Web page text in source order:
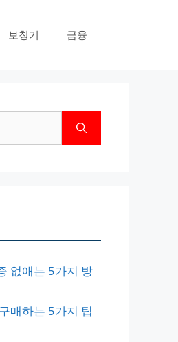
보청기 금융
없애는 5가지 방
매하는 5가지 팁